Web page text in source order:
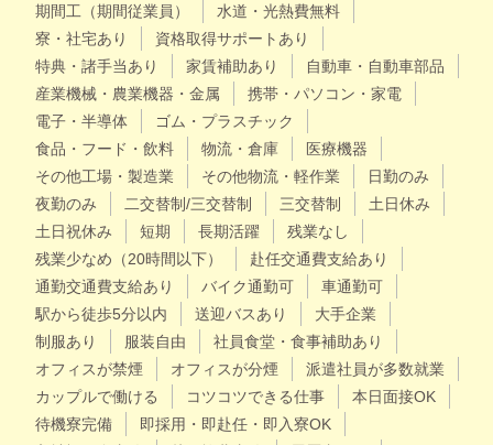
期間工（期間従業員）
水道・光熱費無料
寮・社宅あり
資格取得サポートあり
特典・諸手当あり
家賃補助あり
自動車・自動車部品
産業機械・農業機器・金属
携帯・パソコン・家電
電子・半導体
ゴム・プラスチック
食品・フード・飲料
物流・倉庫
医療機器
その他工場・製造業
その他物流・軽作業
日勤のみ
夜勤のみ
二交替制/三交替制 三交替制
土日休み
土日祝休み
短期 長期活躍
残業なし
残業少なめ（20時間以下）
赴任交通費支給あり
通勤交通費支給あり
バイク通勤可
車通勤可
駅から徒歩5分以内
送迎バスあり
大手企業
制服あり
服装自由
社員食堂・食事補助あり
オフィスが禁煙
オフィスが分煙
派遣社員が多数就業
カップルで働ける
コツコツできる仕事
本日面接OK
待機寮完備
即採用・即赴任・即入寮OK